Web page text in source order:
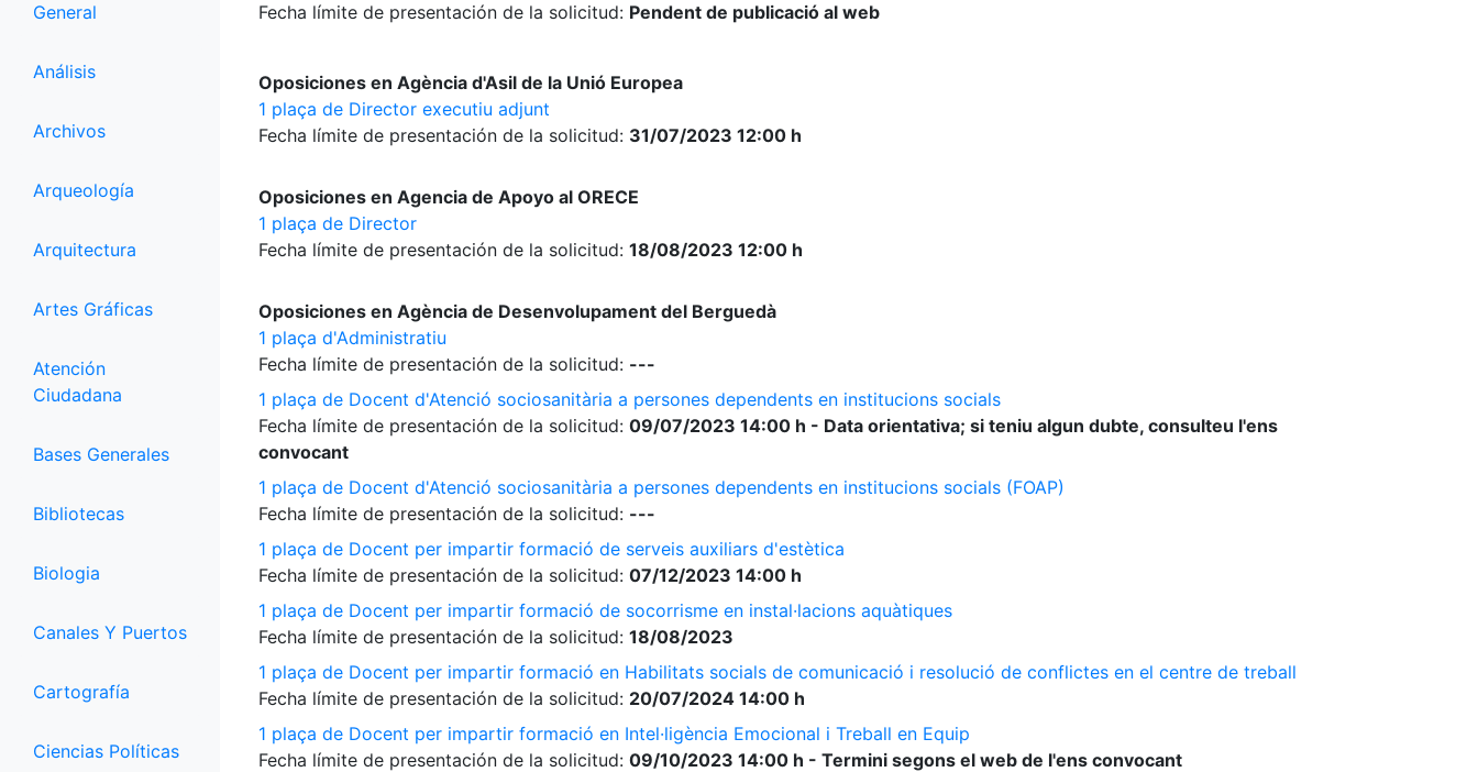
General
Análisis
Archivos
Arqueología
Arquitectura
Artes Gráficas
Atención
Ciudadana
Bases Generales
Bibliotecas
Biologia
Canales Y Puertos
Cartografía
Ciencias Políticas
Fecha límite de presentación de la solicitud: Pendent de publicació al web
Oposiciones en Agència d'Asil de la Unió Europea
1 plaça de Director executiu adjunt
Fecha límite de presentación de la solicitud: 31/07/2023 12:00 h
Oposiciones en Agencia de Apoyo al ORECE
1 plaça de Director
Fecha límite de presentación de la solicitud: 18/08/2023 12:00 h
Oposiciones en Agència de Desenvolupament del Berguedà
1 plaça d'Administratiu
Fecha límite de presentación de la solicitud: ---
1 plaça de Docent d'Atenció sociosanitària a persones dependents en institucions socials
Fecha límite de presentación de la solicitud: 09/07/2023 14:00 h - Data orientativa; si teniu algun dubte, consulteu l'ens
convocant
1 plaça de Docent d'Atenció sociosanitària a persones dependents en institucions socials (FOAP)
Fecha límite de presentación de la solicitud: ---
1 plaça de Docent per impartir formació de serveis auxiliars d'estètica
Fecha límite de presentación de la solicitud: 07/12/2023 14:00 h
1 plaça de Docent per impartir formació de socorrisme en instal·lacions aquàtiques
Fecha límite de presentación de la solicitud: 18/08/2023
1 plaça de Docent per impartir formació en Habilitats socials de comunicació i resolució de conflictes en el centre de treball
Fecha límite de presentación de la solicitud: 20/07/2024 14:00 h
1 plaça de Docent per impartir formació en Intel·ligència Emocional i Treball en Equip
Fecha límite de presentación de la solicitud: 09/10/2023 14:00 h - Termini segons el web de l'ens convocant